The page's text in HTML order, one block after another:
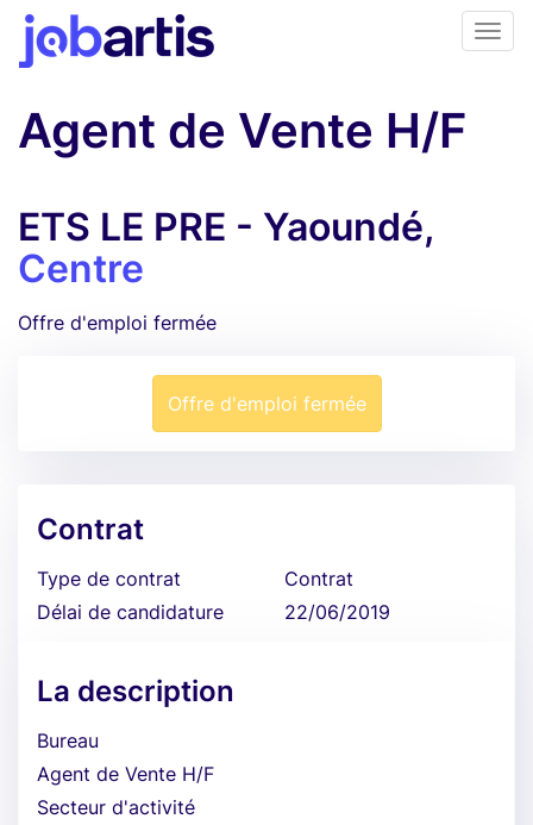
Agent de Vente H/F
ETS LE PRE - Yaoundé,
Centre
Offre d'emploi fermée
Offre d'emploi fermée
Contrat
Type de contrat
Contrat
Délai de candidature
22/06/2019
La description
Bureau
Agent de Vente H/F
Secteur d'activité